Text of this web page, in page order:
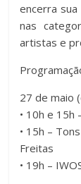
encerra
nas
artistas e
27 de maio
• 10h e 15h
• 15h –
Freitas
• 19h –